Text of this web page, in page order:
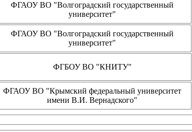
ФГАОУ ВО "Волгоградский государственный
университет"
ФГАОУ ВО "Волгоградский государственный
университет"
ФГБОУ ВО "КНИТУ"
ФГАОУ ВО "Крымский федеральный университет
имени В.И. Вернадского"